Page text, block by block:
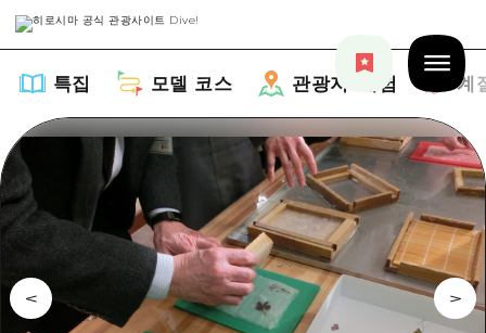
특집 모델 코스 관광지・체험 계
특집
목록
모델 코스